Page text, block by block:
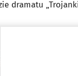
dramatu